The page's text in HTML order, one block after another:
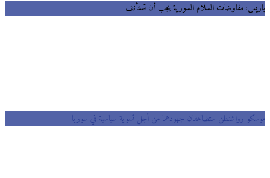
مفاوضات السلام السورية يجب أن تستأنف
وواشنطن ستضاعفان جهودهما من أجل تسوية سياسية في سوريا